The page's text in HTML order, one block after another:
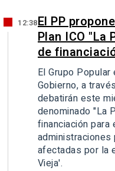
12:38El PP
Plan ICO "La
de
El Grupo
Gobierno, a
debatirán este
denominado "La
financiación
afectadas por la
Vieja'.